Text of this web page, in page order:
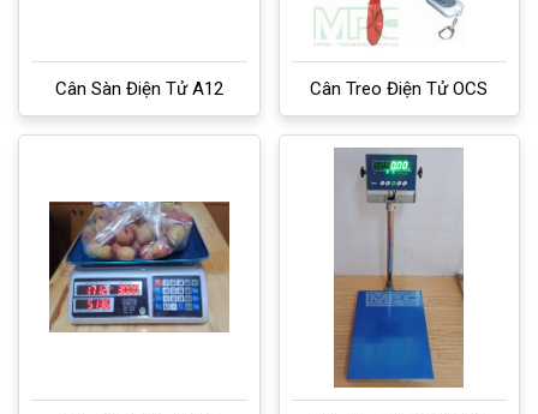
Cân Sàn Điện Tử A12 Cân Treo Điện Tử OCS